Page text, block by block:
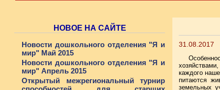
НОВОЕ НА САЙТЕ
Новости дошкольного отделения "Я и
мир" Май 2015
Новости дошкольного отделения "Я и
мир" Апрель 2015
Открытый межрегиональный турнир
31.08.2017
каждого
питаются
земельных